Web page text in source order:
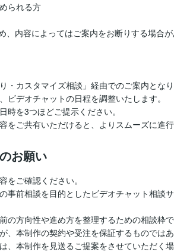
られる方
、内容によってはご案内をお断りする場合が
・カスタマイズ相談」経由でのご案内となり
ビデオチャットの日程を調整いたします。
時を3つほどご提示ください。
をご共有いただけると、よりスムーズに進行
お願い
をご確認ください。
事前相談を目的としたビデオチャット相談サ
の方向性や進め方を整理するための相談枠で
、本制作の契約や受注を保証するものではあ
、本制作を見送るご提案をさせていただく場